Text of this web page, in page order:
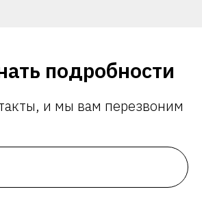
подробности
и мы вам перезвоним